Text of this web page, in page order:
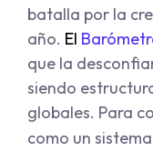
batalla por la
año. El
que la
siendo
globales. Para
como un